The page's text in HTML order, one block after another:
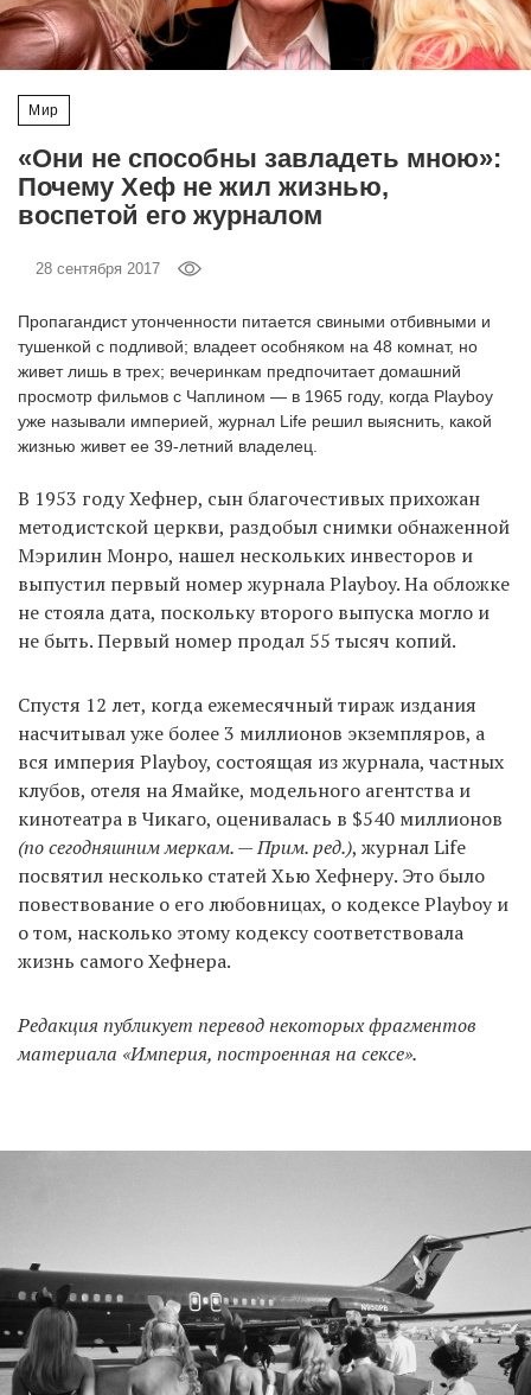
EN
UA
Мир
«Они не способны завладеть мною»:
Почему Хеф не жил жизнью,
воспетой его журналом
28 сентября 2017
Пропагандист утонченности питается свиными отбивными и
тушенкой с подливой; владеет особняком на 48 комнат, но
живет лишь в трех; вечеринкам предпочитает домашний
просмотр фильмов с Чаплином — в 1965 году, когда Playboy
уже называли империей, журнал Life решил выяснить, какой
жизнью живет ее 39-летний владелец.
В 1953 году Хефнер, сын благочестивых прихожан
методистской церкви, раздобыл снимки обнаженной
Мэрилин Монро, нашел нескольких инвесторов и
выпустил первый номер журнала Playboy. На обложке
не стояла дата, поскольку второго выпуска могло и
не быть. Первый номер продал 55 тысяч копий.
Спустя 12 лет, когда ежемесячный тираж издания
насчитывал уже более 3 миллионов экземпляров, а
вся империя Playboy, состоящая из журнала, частных
клубов, отеля на Ямайке, модельного агентства и
кинотеатра в Чикаго, оценивалась в $540 миллионов
(по сегодняшним меркам. — Прим. ред.), журнал Life
посвятил несколько статей Хью Хефнеру. Это было
повествование о его любовницах, о кодексе Playboy и
о том, насколько этому кодексу соответствовала
жизнь самого Хефнера.
Редакция публикует перевод некоторых фрагментов
материала «Империя, построенная на сексе».